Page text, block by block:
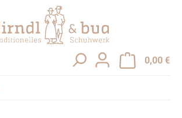
0,00 €